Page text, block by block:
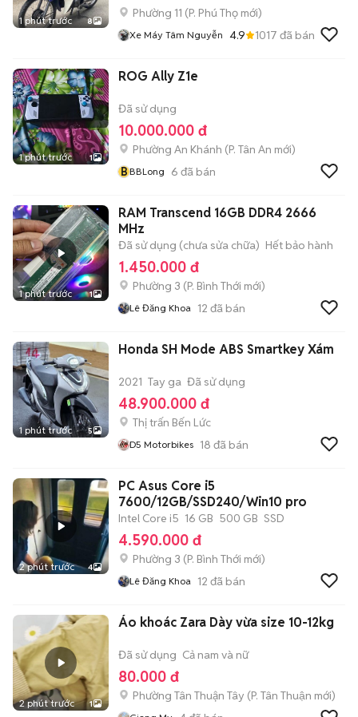
1 phút trước 8
Phường 11 (P. Phú Thọ mới)
Xe Máy Tâm Nguyễn 4.9 1017 đã bán
1 phút trước 1
ROG Ally Z1e
Đã sử dụng
10.000.000 đ
Phường An Khánh (P. Tân An mới)
BBBLong 6 đã bán
1 phút trước 1
RAM Transcend 16GB DDR4 2666
MHz
Đã sử dụng (chưa sửa chữa) Hết bảo hành
1.450.000 đ
Phường 3 (P. Bình Thới mới)
Lê Đăng Khoa 12 đã bán
1 phút trước 5
Honda SH Mode ABS Smartkey Xám
2021 Tay ga Đã sử dụng
48.900.000 đ
Thị trấn Bến Lức
D5 Motorbikes 18 đã bán
2 phút trước 4
PC Asus Core i5
7600/12GB/SSD240/Win10 pro
Intel Core i5 16 GB 500 GB SSD
4.590.000 đ
Phường 3 (P. Bình Thới mới)
Lê Đăng Khoa 12 đã bán
2 phút trước 1
Áo khoác Zara Dày vừa size 10-12kg
Đã sử dụng Cả nam và nữ
80.000 đ
Phường Tân Thuận Tây (P. Tân Thuận mới)